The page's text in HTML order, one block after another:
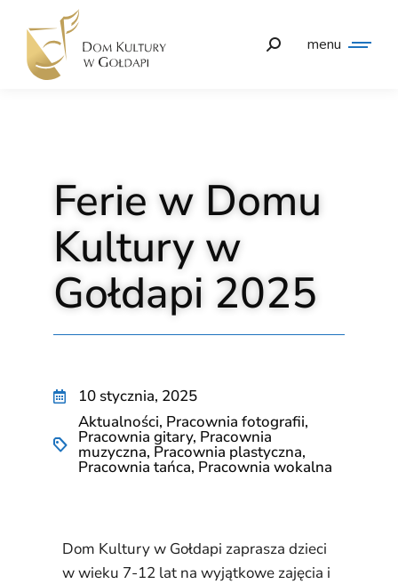
menu
Ferie w Domu
Kultury w
Gołdapi 2025
10 stycznia, 2025
Aktualności, Pracownia fotografii,
Pracownia gitary, Pracownia
muzyczna, Pracownia plastyczna,
Pracownia tańca, Pracownia wokalna
Dom Kultury w Gołdapi zaprasza dzieci
w wieku 7-12 lat na wyjątkowe zajęcia i